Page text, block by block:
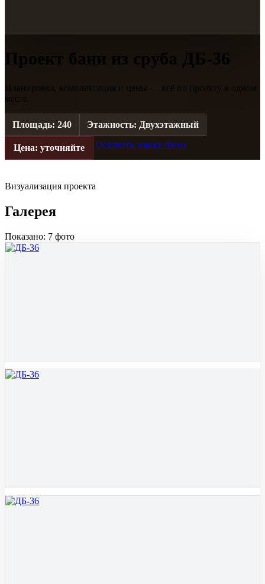
Проект бани из сруба ДБ-36
Планировка, комплектация и цены — всё по проекту в одном
месте.
Площадь: 240 Этажность: Двухэтажный
Цена: уточняйте Оставить заявку Фото
Визуализация проекта
Галерея
Показано: 7 фото